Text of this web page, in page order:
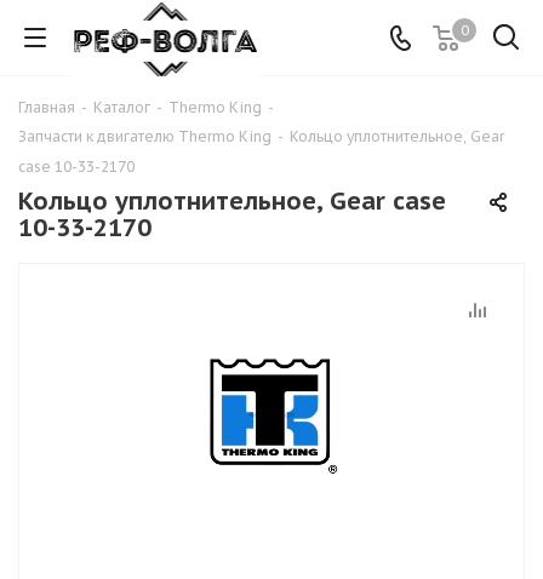
0
Главная - Каталог - Thermo King -
Запчасти к двигателю Thermo King - Кольцо уплотнительное, Gear
case 10-33-2170
Кольцо уплотнительное, Gear case
10-33-2170